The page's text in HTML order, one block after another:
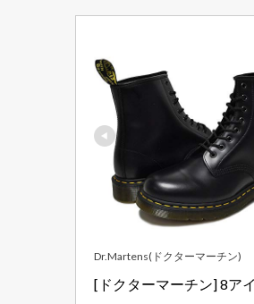
Dr.Martens(ドクターマーチン)
[ドクターマーチン] 8ア